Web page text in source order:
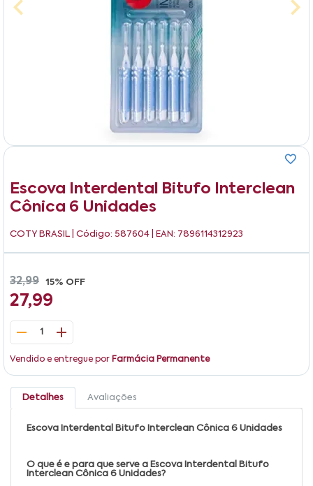
Escova Interdental Bitufo Interclean
Cônica 6 Unidades
COTY BRASIL | Código: 587604 | EAN: 7896114312923
32,99 15% OFF
27,99
1
Vendido e entregue por Farmácia Permanente
Detalhes Avaliações
Escova Interdental Bitufo Interclean Cônica 6 Unidades
O que é e para que serve a Escova Interdental Bitufo
Interclean Cônica 6 Unidades?